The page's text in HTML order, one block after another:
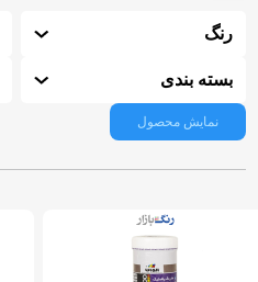
رنگ
بسته بندی
نمایش محصول